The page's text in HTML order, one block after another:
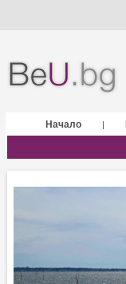
Начало |